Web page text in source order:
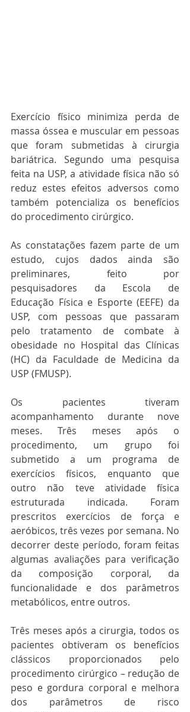
Exercício físico minimiza perda de
massa óssea e muscular em pessoas
que foram submetidas à cirurgia
bariátrica. Segundo uma pesquisa
feita na USP, a atividade física não só
reduz estes efeitos adversos como
também potencializa os benefícios
do procedimento cirúrgico.
As constatações fazem parte de um
estudo, cujos dados ainda são
preliminares, feito por
pesquisadores da Escola de
Educação Física e Esporte (EEFE) da
USP, com pessoas que passaram
pelo tratamento de combate à
obesidade no Hospital das Clínicas
(HC) da Faculdade de Medicina da
USP (FMUSP).
Os pacientes tiveram
acompanhamento durante nove
meses. Três meses após o
procedimento, um grupo foi
submetido a um programa de
exercícios físicos, enquanto que
outro não teve atividade física
estruturada indicada. Foram
prescritos exercícios de força e
aeróbicos, três vezes por semana. No
decorrer deste período, foram feitas
algumas avaliações para verificação
da composição corporal, da
funcionalidade e dos parâmetros
metabólicos, entre outros.
Três meses após a cirurgia, todos os
pacientes obtiveram os benefícios
clássicos proporcionados pelo
procedimento cirúrgico – redução de
peso e gordura corporal e melhora
dos parâmetros de risco